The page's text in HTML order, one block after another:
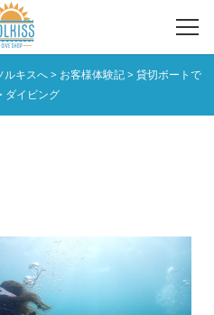
ルキスへ> お客様体験記>貸切ボートで
ダイビング